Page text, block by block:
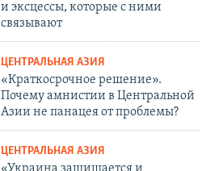
и эксцессы, которые с ними
связывают
ЦЕНТРАЛЬНАЯ АЗИЯ
«Краткосрочное решение».
Почему амнистии в Центральной
Азии не панацея от проблемы?
ЦЕНТРАЛЬНАЯ АЗИЯ